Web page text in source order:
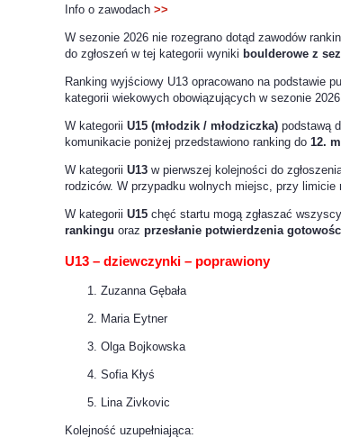
Info o zawodach >>
W sezonie 2026 nie rozegrano dotąd zawodów
do zgłoszeń w tej kategorii wyniki boulderowe z
Ranking wyjściowy U13 opracowano na podstawie
kategorii wiekowych obowiązujących w sezonie
W kategorii U15 (młodzik / młodziczka) podstawą
komunikacie poniżej przedstawiono ranking do 12.
W kategorii U13 w pierwszej kolejności do
rodziców. W przypadku wolnych miejsc, przy limicie
W kategorii U15 chęć startu mogą zgłaszać
rankingu oraz przesłanie potwierdzenia
U13 – dziewczynki – poprawiony
Zuzanna Gębała
Maria Eytner
Olga Bojkowska
Sofia Kłyś
Lina Zivkovic
Kolejność uzupełniająca: